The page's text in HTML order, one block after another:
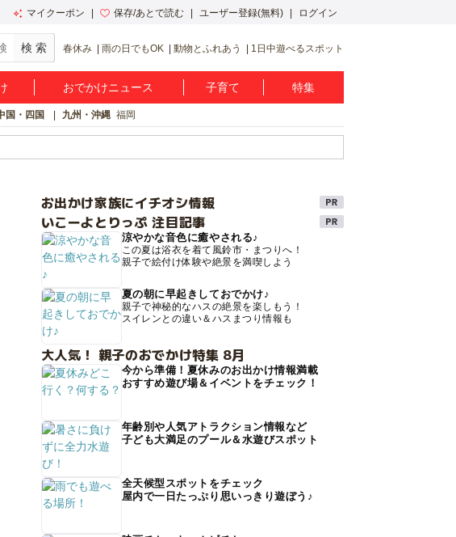
マイクーポン 保存/あとで読む ユーザー登録(無料) ログイン
春休み 雨の日でもOK 動物とふれあう 1日中遊べるスポット
おでかけニュース 子育て 特集
国・四国 九州・沖縄 福岡
お出かけ家族にイチオシ情報
いこーよとりっぷ 注目記事
涼やかな音色に癒やされる♪
この夏は浴衣を着て風鈴市・まつりへ！
親子で絵付け体験や絶景を満喫しよう
夏の朝に早起きしておでかけ♪
親子で神秘的なハスの絶景を楽しもう！
スイレンとの違い＆ハスまつり情報も
大人気！ 親子のおでかけ特集 8月
今から準備！夏休みのお出かけ情報満載
おすすめ遊び場＆イベントをチェック！
年齢別や人気アトラクション情報など
子ども大満足のプール＆水遊びスポット
全天候型スポットをチェック
屋内で一日たっぷり思いっきり遊ぼう♪